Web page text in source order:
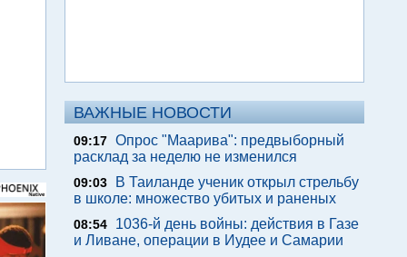
ВАЖНЫЕ НОВОСТИ
09:17 Опрос "Mаарива": предвыборный
расклад за неделю не изменился
09:03
В Таиланде ученик открыл стрельбу
в школе: множество убитых и раненых
08:54
1036-й день войны: действия в Газе
и Ливане, операции в Иудее и Самарии